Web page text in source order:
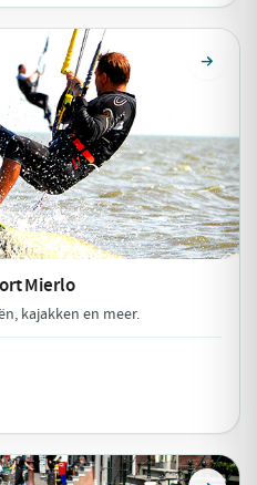
Mierlo
kajakken en meer.